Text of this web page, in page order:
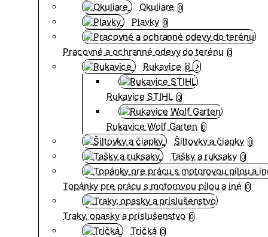
Okuliare 0
Plavky 0
Pracovné a ochranné odevy do terénu 0
Rukavice 0
Rukavice STIHL 0
Rukavice Wolf Garten 0
Šiltovky a čiapky 0
Tašky a ruksaky 0
Topánky pre prácu s motorovou pílou a iné 0
Traky, opasky a príslušenstvo 0
Tričká 0